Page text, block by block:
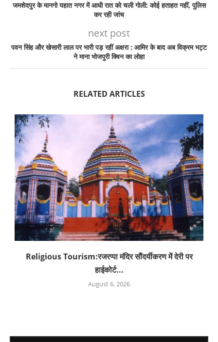
जमशेदपुर के मानगो यहात नगर में आधी रात को चली गोली: कोई हताहत नहीं, पुलिस
कर रही जांच
next post
पवन सिंह और खेसारी लाल पर भारी पड़ रहीं अक्षरा : आमिर के बाद अब विक्रम भट्ट
ने माना भोजपुरी क्विन का लोहा
RELATED ARTICLES
Religious Tourism:रजरप्पा मंदिर सौंदर्यीकरण में देरी पर
हाईकोर्ट...
August 6, 2026